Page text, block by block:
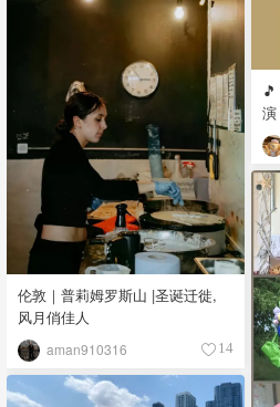
演
伦敦｜普莉姆罗斯山 |圣诞迁徙,
风月俏佳人
aman910316 14